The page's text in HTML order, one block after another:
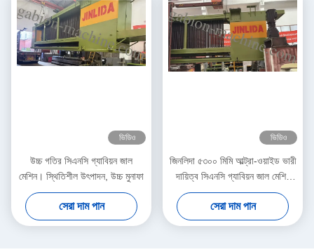
ভিডিও
উচ্চ গতির সিএনসি গ্যাবিয়ন জাল
মেশিন। স্থিতিশীল উৎপাদন, উচ্চ মুনাফা
সেরা দাম পান
ভিডিও
জিনলিদা ৫৩০০ মিমি আল্ট্রা-ওয়াইড ভারী
দায়িত্ব সিএনসি গ্যাবিয়ন জাল মেশিন
হেক্সাগোনাল ওয়্যার নেট উত্পাদনের জন্য
সেরা দাম পান